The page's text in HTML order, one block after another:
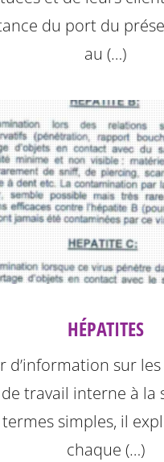
du port du
au (…)
HÉPATITES
d’information sur
travail interne à la
termes simples, il
chaque (…)